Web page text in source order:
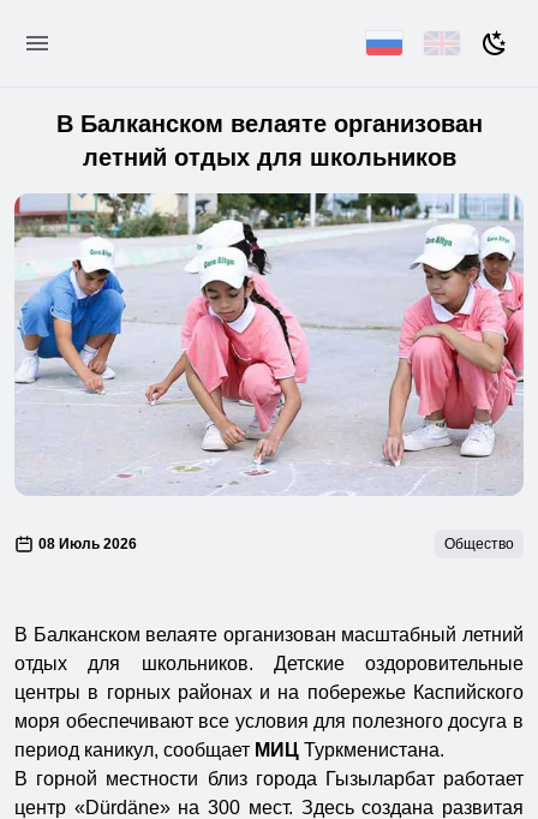
В Балканском велаяте организован
летний отдых для школьников
08 Июль 2026 Общество
В Балканском велаяте организован масштабный летний
отдых для школьников. Детские оздоровительные
центры в горных районах и на побережье Каспийского
моря обеспечивают все условия для полезного досуга в
период каникул, сообщает МИЦ Туркменистана.
В горной местности близ города Гызыларбат работает
центр «Dürdäne» на 300 мест. Здесь создана развитая